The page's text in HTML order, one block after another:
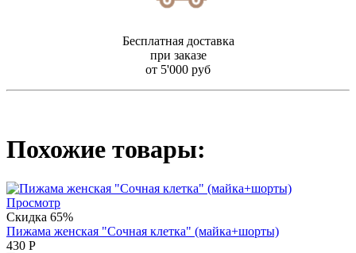
Бесплатная доставка
при заказе
от 5'000 руб
Похожие товары:
Просмотр
Скидка 65%
Пижама женская "Сочная клетка" (майка+шорты)
430 Р